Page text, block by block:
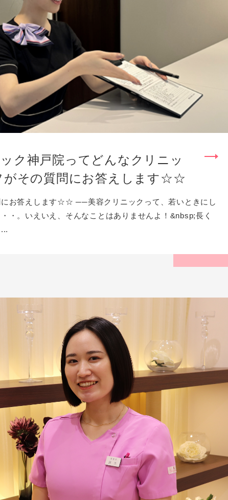
ク神戸院ってどんなクリニッ
がその質問にお答えします☆☆
お答えします☆☆ ──美容クリニックって、若いときにし
・。いえいえ、そんなことはありませんよ！&nbsp;長く